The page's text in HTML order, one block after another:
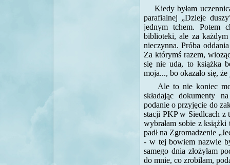
Kiedy byłam
parafialnej „Dzieje
jednym tchem. Potem
biblioteki, ale za każdym
nieczynna. Próba
Za którymś razem,
się nie uda, to książka
moja..., bo okazało się,
Ale to nie koniec
składając dokumenty
podanie o przyjęcie do
stacji PKP w Siedlcach z
wybrałam sobie z
padł na Zgromadzenie
- w tej bowiem nazwie
samego dnia złożyłam
do mnie, co zrobiłam,